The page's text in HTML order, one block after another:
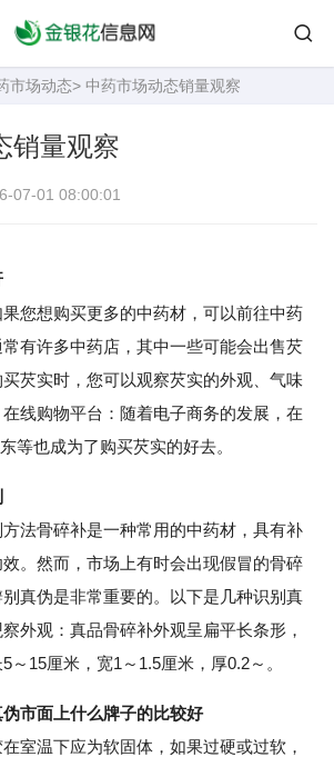
市场动态> 中药市场动态销量观察
销量观察
07-01 08:00:01
想购买更多的中药材，可以前往中药
有许多中药店，其中一些可能会出售芡
芡实时，您可以观察芡实的外观、气味
线购物平台：随着电子商务的发展，在
等也成为了购买芡实的好去。
骨碎补是一种常用的中药材，具有补
。然而，市场上有时会出现假冒的骨碎
真伪是非常重要的。以下是几种识别真
外观：真品骨碎补外观呈扁平长条形，
～15厘米，宽1～1.5厘米，厚0.2～。
市面上什么牌子的比较好
温下应为软固体，如果过硬或过软，